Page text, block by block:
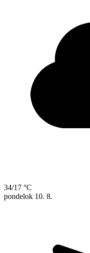
34/17 °C
pondelok 10. 8.